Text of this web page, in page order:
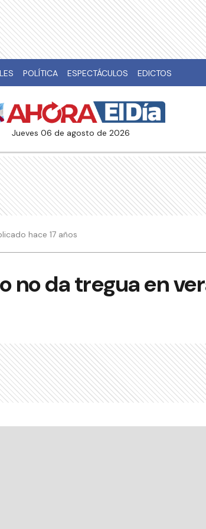
POLÍTICA ESPECTÁCULOS EDICTOS
jueves 06 de agosto de 2026
hace 17 años
no da tregua en